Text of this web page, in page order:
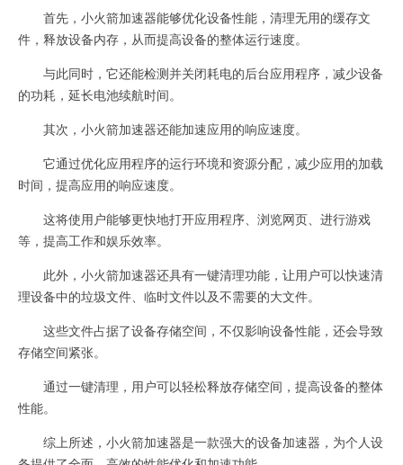
首先，小火箭加速器能够优化设备性能，清理无用的缓存文
件，释放设备内存，从而提高设备的整体运行速度。
与此同时，它还能检测并关闭耗电的后台应用程序，减少设备
的功耗，延长电池续航时间。
其次，小火箭加速器还能加速应用的响应速度。
它通过优化应用程序的运行环境和资源分配，减少应用的加载
时间，提高应用的响应速度。
这将使用户能够更快地打开应用程序、浏览网页、进行游戏
等，提高工作和娱乐效率。
此外，小火箭加速器还具有一键清理功能，让用户可以快速清
理设备中的垃圾文件、临时文件以及不需要的大文件。
这些文件占据了设备存储空间，不仅影响设备性能，还会导致
存储空间紧张。
通过一键清理，用户可以轻松释放存储空间，提高设备的整体
性能。
综上所述，小火箭加速器是一款强大的设备加速器，为个人设